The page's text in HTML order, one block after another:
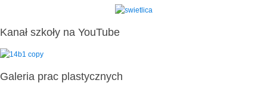
Kanał szkoły na YouTube
Galeria prac plastycznych